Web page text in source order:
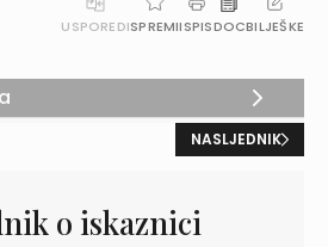
USPOREDISPREMIISPISDOCBILJEŠKE
NASLJEDNIK
o iskaznici